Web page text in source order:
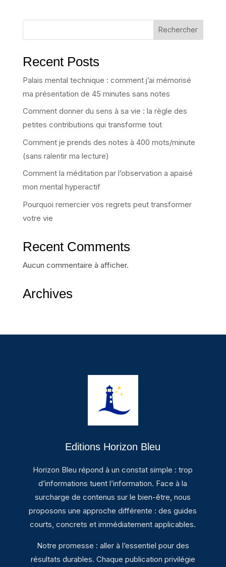
Rechercher
Recent Posts
Palais mental technique : comment j’ai mémorisé
ma présentation de 45 minutes sans notes
Comment donner du sens à sa vie : la règle des
petites contributions qui transforme tout
Comment je prends des notes à 400 mots/minute
(sans ralentir ma lecture)
Comment la méditation par l’observation a apaisé
mon mental hyperactif
Pourquoi remercier vos regrets peut transformer
votre vie
Recent Comments
Aucun commentaire à afficher.
Archives
Editions Horizon Bleu
Horizon Bleu répond à un constat simple : trop
d’informations tuent l’information. Face à la
surcharge de contenus sur le bien-être, nous
proposons une approche différente : des guides
courts, concrets et immédiatement applicables.
Notre promesse : aller à l’essentiel pour des
résultats durables. Chaque publication privilégie